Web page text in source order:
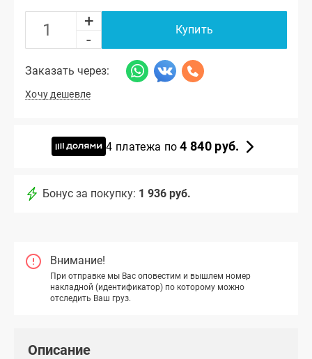
+
-
Купить
Заказать через:
Хочу дешевле
4 платежа по4 840 руб.
Бонус за покупку: 1 936 руб.
Внимание!
При отправке мы Вас оповестим и вышлем номер
накладной (идентификатор) по которому можно
отследить Ваш груз.
Описание